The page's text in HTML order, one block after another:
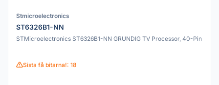
Stmicroelectronics
ST6326B1-NN
STMicroelectronics ST6326B1-NN GRUNDIG TV Processor, 40-Pin
Sista få bitarna!: 18